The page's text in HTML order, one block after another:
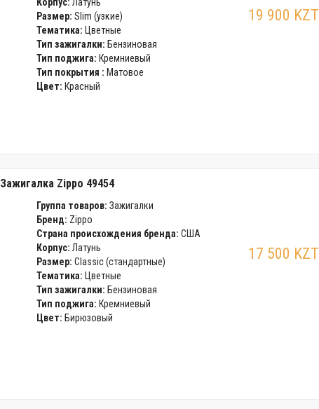
Размер: Slim (узкие)
Тематика: Цветные
Тип зажигалки: Бензиновая
Тип поджига: Кремниевый
Тип покрытия : Матовое
Цвет: Красный
19 900 KZT
Зажигалка Zippo 49454
Группа товаров: Зажигалки
Бренд: Zippo
Страна происхождения бренда: США
Корпус: Латунь
Размер: Classic (стандартные)
Тематика: Цветные
Тип зажигалки: Бензиновая
Тип поджига: Кремниевый
Цвет: Бирюзовый
17 500 KZT